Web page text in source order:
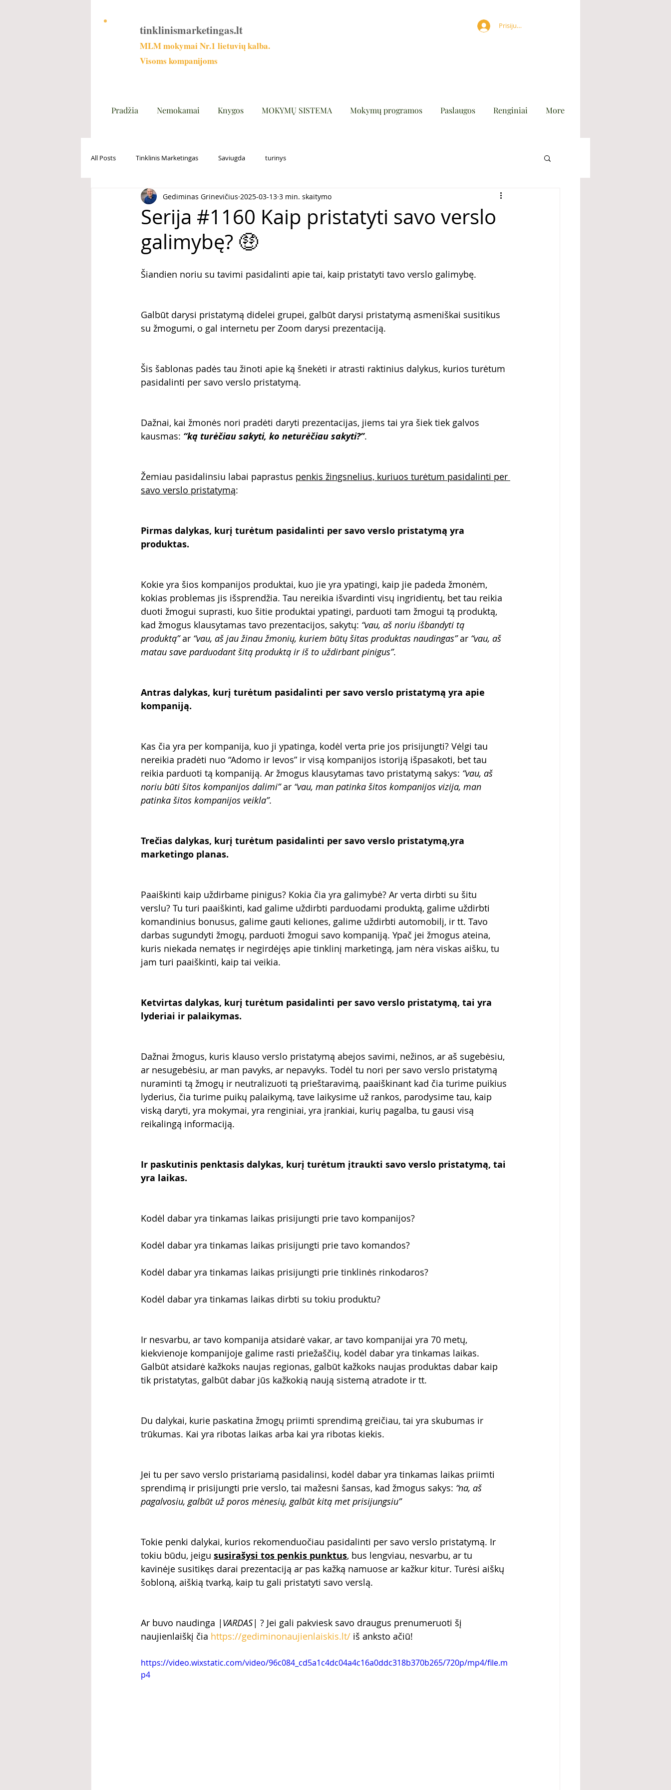
tinklinismarketingas.lt
MLM mokymai Nr.1 lietuvių kalba.
Visoms kompanijoms
Prisijungti
Pradžia Nemokamai Knygos MOKYMŲ SISTEMA Mokymų programos Paslaugos Renginiai More
All Posts Tinklinis Marketingas Saviugda turinys
Serija #1160 Kaip pristatyti savo verslo
galimybę? 🤑
Gediminas Grinevičius 2025-03-13 3 min. skaitymo
Šiandien noriu su tavimi pasidalinti apie tai, kaip pristatyti tavo verslo galimybę.
Galbūt darysi pristatymą didelei grupei, galbūt darysi pristatymą asmeniškai susitikus
su žmogumi, o gal internetu per Zoom darysi prezentaciją.
Šis šablonas padės tau žinoti apie ką šnekėti ir atrasti raktinius dalykus, kurios turėtum
pasidalinti per savo verslo pristatymą.
Dažnai, kai žmonės nori pradėti daryti prezentacijas, jiems tai yra šiek tiek galvos
kausmas: “ką turėčiau sakyti, ko neturėčiau sakyti?”.
Žemiau pasidalinsiu labai paprastus penkis žingsnelius, kuriuos turėtum pasidalinti per
savo verslo pristatymą:
Pirmas dalykas, kurį turėtum pasidalinti per savo verslo pristatymą yra
produktas.
Kokie yra šios kompanijos produktai, kuo jie yra ypatingi, kaip jie padeda žmonėm,
kokias problemas jis išsprendžia. Tau nereikia išvardinti visų ingridientų, bet tau reikia
duoti žmogui suprasti, kuo šitie produktai ypatingi, parduoti tam žmogui tą produktą,
kad žmogus klausytamas tavo prezentacijos, sakytų: “vau, aš noriu išbandyti tą
produktą” ar “vau, aš jau žinau žmonių, kuriem būtų šitas produktas naudingas” ar “vau, aš
matau save parduodant šitą produktą ir iš to uždirbant pinigus”.
Antras dalykas, kurį turėtum pasidalinti per savo verslo pristatymą yra apie
kompaniją.
Kas čia yra per kompanija, kuo ji ypatinga, kodėl verta prie jos prisijungti? Vėlgi tau
nereikia pradėti nuo “Adomo ir Ievos” ir visą kompanijos istoriją išpasakoti, bet tau
reikia parduoti tą kompaniją. Ar žmogus klausytamas tavo pristatymą sakys: “vau, aš
noriu būti šitos kompanijos dalimi” ar “vau, man patinka šitos kompanijos vizija, man
patinka šitos kompanijos veikla”.
Trečias dalykas, kurį turėtum pasidalinti per savo verslo pristatymą,yra
marketingo planas.
Paaiškinti kaip uždirbame pinigus? Kokia čia yra galimybė? Ar verta dirbti su šitu
verslu? Tu turi paaiškinti, kad galime uždirbti parduodami produktą, galime uždirbti
komandinius bonusus, galime gauti keliones, galime uždirbti automobilį, ir tt. Tavo
darbas sugundyti žmogų, parduoti žmogui savo kompaniją. Ypač jei žmogus ateina,
kuris niekada nematęs ir negirdėjęs apie tinklinį marketingą, jam nėra viskas aišku, tu
jam turi paaiškinti, kaip tai veikia.
Ketvirtas dalykas, kurį turėtum pasidalinti per savo verslo pristatymą, tai yra
lyderiai ir palaikymas.
Dažnai žmogus, kuris klauso verslo pristatymą abejos savimi, nežinos, ar aš sugebėsiu,
ar nesugebėsiu, ar man pavyks, ar nepavyks. Todėl tu nori per savo verslo pristatymą
nuraminti tą žmogų ir neutralizuoti tą prieštaravimą, paaiškinant kad čia turime puikius
lyderius, čia turime puikų palaikymą, tave laikysime už rankos, parodysime tau, kaip
viską daryti, yra mokymai, yra renginiai, yra įrankiai, kurių pagalba, tu gausi visą
reikalingą informaciją.
Ir paskutinis penktasis dalykas, kurį turėtum įtraukti savo verslo pristatymą, tai
yra laikas.
Kodėl dabar yra tinkamas laikas prisijungti prie tavo kompanijos?
Kodėl dabar yra tinkamas laikas prisijungti prie tavo komandos?
Kodėl dabar yra tinkamas laikas prisijungti prie tinklinės rinkodaros?
Kodėl dabar yra tinkamas laikas dirbti su tokiu produktu?
Ir nesvarbu, ar tavo kompanija atsidarė vakar, ar tavo kompanijai yra 70 metų,
kiekvienoje kompanijoje galime rasti priežaščių, kodėl dabar yra tinkamas laikas.
Galbūt atsidarė kažkoks naujas regionas, galbūt kažkoks naujas produktas dabar kaip
tik pristatytas, galbūt dabar jūs kažkokią naują sistemą atradote ir tt.
Du dalykai, kurie paskatina žmogų priimti sprendimą greičiau, tai yra skubumas ir
trūkumas. Kai yra ribotas laikas arba kai yra ribotas kiekis.
Jei tu per savo verslo pristariamą pasidalinsi, kodėl dabar yra tinkamas laikas priimti
sprendimą ir prisijungti prie verslo, tai mažesni šansas, kad žmogus sakys: “na, aš
pagalvosiu, galbūt už poros mėnesių, galbūt kitą met prisijungsiu”
Tokie penki dalykai, kurios rekomenduočiau pasidalinti per savo verslo pristatymą. Ir
tokiu būdu, jeigu susirašysi tos penkis punktus, bus lengviau, nesvarbu, ar tu
kavinėje susitikęs darai prezentaciją ar pas kažką namuose ar kažkur kitur. Turėsi aiškų
šobloną, aiškią tvarką, kaip tu gali pristatyti savo verslą.
Ar buvo naudinga |VARDAS| ? Jei gali pakviesk savo draugus prenumeruoti šį
naujienlaiškį čia https://gediminonaujienlaiskis.lt/ iš anksto ačiū!
https://video.wixstatic.com/video/96c084_cd5a1c4dc04a4c16a0ddc318b370b265/720p/mp4/file.m
p4